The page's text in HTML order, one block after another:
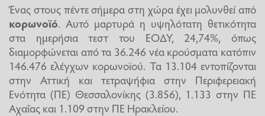
Ένας στους πέντε σήμερα στη χώρα έχει μολυνθεί από
κορωνοϊό. Αυτό μαρτυρά η υψηλότατη θετικότητα
στα ημερήσια τεστ του ΕΟΔΥ, 24,74%, όπως
διαμορφώνεται από τα 36.246 νέα κρούσματα κατόπιν
146.476 ελέγχων κορωνοϊού. Τα 13.104 εντοπίζονται
στην Αττική και τετραψήφια στην Περιφερειακή
Ενότητα (ΠΕ) Θεσσαλονίκης (3.856), 1.133 στην ΠΕ
Αχαΐας και 1.109 στην ΠΕ Ηρακλείου.